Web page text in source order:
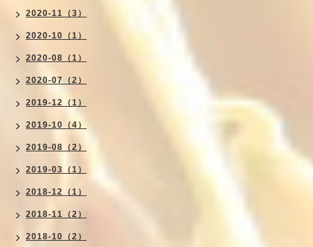
2020-11（3）
2020-10（1）
2020-08（1）
2020-07（2）
2019-12（1）
2019-10（4）
2019-08（2）
2019-03（1）
2018-12（1）
2018-11（2）
2018-10（2）